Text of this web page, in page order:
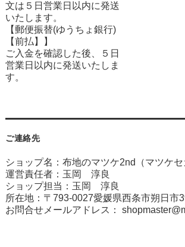
文は５日営業日以内に発送
いたします。
【郵便振替(ゆうちょ銀行)
【前払】】
ご入金を確認した後、５日
営業日以内に発送いたしま
す。
ご連絡先
ショップ名：布地のマツケ2nd（マツケセ
運営責任者：玉岡 淳良
ショップ担当：玉岡 淳良
所在地：〒793-0027愛媛県西条市朔日市
お問合せメールアドレス：